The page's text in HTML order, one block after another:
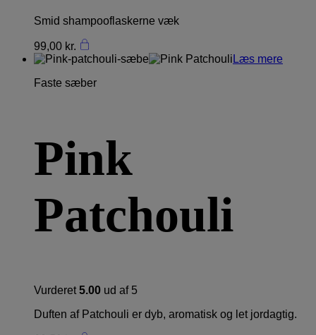
Smid shampooflaskerne væk
99,00 kr.
Læs mere
Faste sæber
Pink
Patchouli
Vurderet5.00 ud af 5
Duften af Patchouli er dyb, aromatisk og let jordagtig.